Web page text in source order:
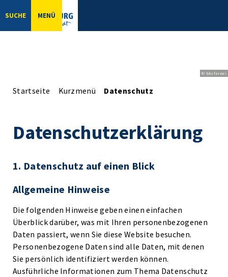
SUCHE MENÜ
© bbsferrari
Startseite Kurzmenü Datenschutz
Datenschutzerklärung
1. Datenschutz auf einen Blick
Allgemeine Hinweise
Die folgenden Hinweise geben einen einfachen
Überblick darüber, was mit Ihren personenbezogenen
Daten passiert, wenn Sie diese Website besuchen.
Personenbezogene Daten sind alle Daten, mit denen
Sie persönlich identifiziert werden können.
Ausführliche Informationen zum Thema Datenschutz